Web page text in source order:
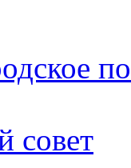
совет